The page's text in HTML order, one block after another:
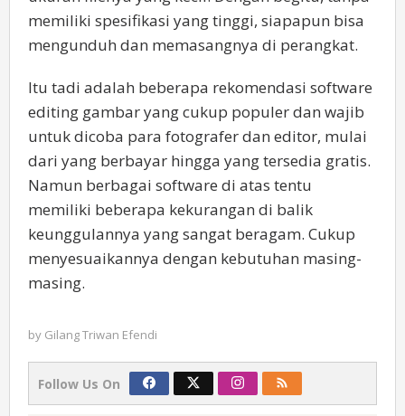
memiliki spesifikasi yang tinggi, siapapun bisa
mengunduh dan memasangnya di perangkat.
Itu tadi adalah beberapa rekomendasi software
editing gambar yang cukup populer dan wajib
untuk dicoba para fotografer dan editor, mulai
dari yang berbayar hingga yang tersedia gratis.
Namun berbagai software di atas tentu
memiliki beberapa kekurangan di balik
keunggulannya yang sangat beragam. Cukup
menyesuaikannya dengan kebutuhan masing-
masing.
by Gilang Triwan Efendi
Follow Us On